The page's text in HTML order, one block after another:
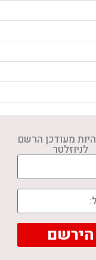
מעודכן הרשם
לניוזלטר
הירשם